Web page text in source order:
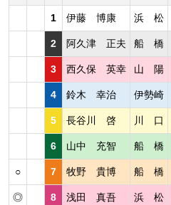
1 伊藤 博康 浜 松
2 阿久津 正夫 船 橋
3 西久保 英幸 山 陽
4 鈴木 幸治 伊勢崎
5 長谷川 啓 川 口
6 山中 充智 船 橋
○ 7 牧野 貴博 船 橋
◎ 8 浅田 真吾 浜 松